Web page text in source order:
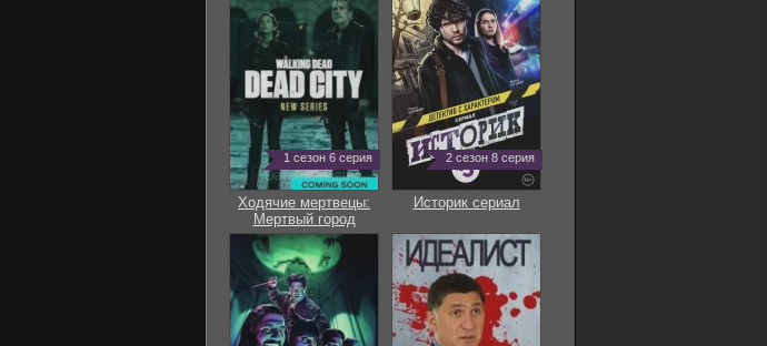
1 сезон 6 серия
Ходячие мертвецы:
Мертвый город
2 сезон 8 серия
Историк сериал